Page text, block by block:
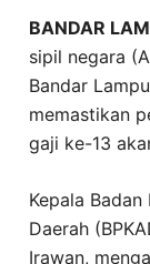
BANDAR
sipil negara
Bandar
memastikan
gaji ke-13
Kepala
Daerah
Irawan,